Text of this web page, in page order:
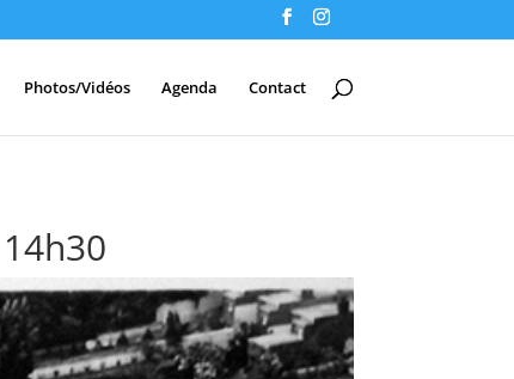
Photos/Vidéos Agenda Contact